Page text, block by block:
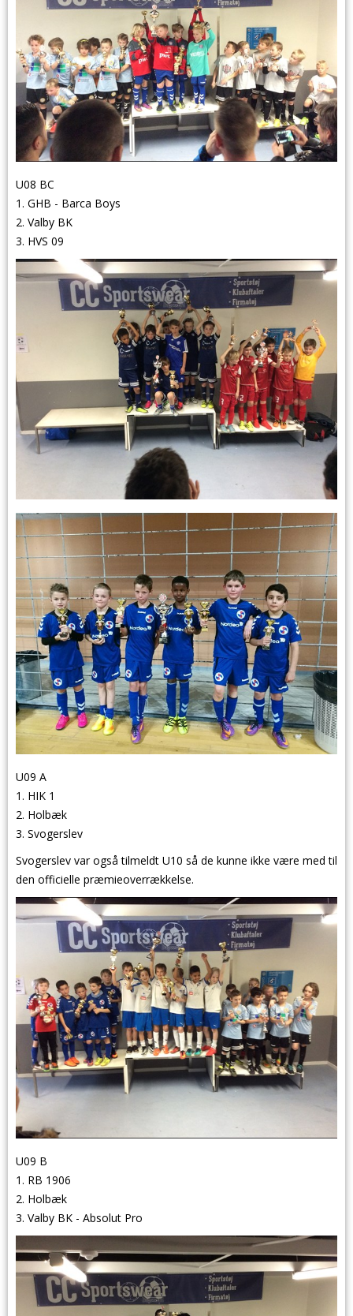
U08 BC
1. GHB - Barca Boys
2. Valby BK
3. HVS 09
U09 A
1. HIK 1
2. Holbæk
3. Svogerslev
Svogerslev var også tilmeldt U10 så de kunne ikke være med til
den officielle præmieoverrækkelse.
U09 B
1. RB 1906
2. Holbæk
3. Valby BK - Absolut Pro